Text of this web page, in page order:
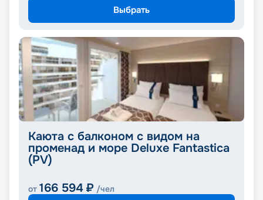
Выбрать
Каюта с балконом с видом на
променад и море Deluxe Fantastica
(PV)
от 166 594 ₽ /чел